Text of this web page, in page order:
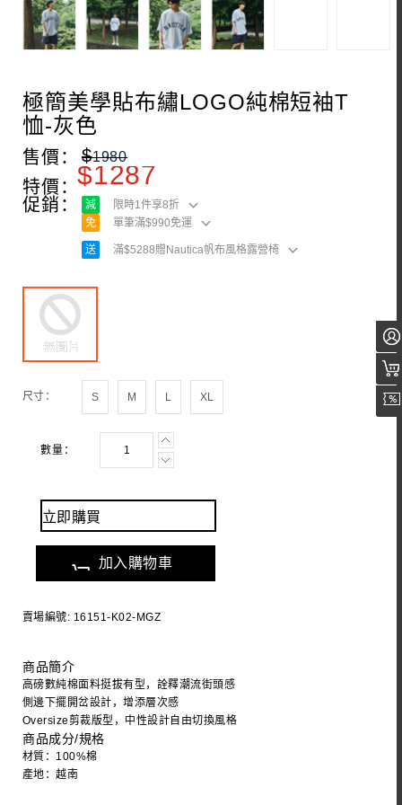
極簡美學貼布繡LOGO純棉短袖T
恤-灰色
售價： $1980
特價：$1287
促銷： 減
限時1件享8折
免
單筆滿$990免運
送 滿$5288贈Nautica帆布風格露營椅
尺寸：
數量：
立即購買
加入購物車
賣場編號: 16151-K02-MGZ
商品簡介
高磅數純棉面料挺拔有型，詮釋潮流街頭感
側邊下擺開岔設計，增添層次感
Oversize剪裁版型，中性設計自由切換風格
商品成分/規格
材質：100%棉
產地：越南